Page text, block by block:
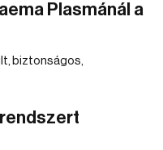
Plasmánál a
biztonságos,